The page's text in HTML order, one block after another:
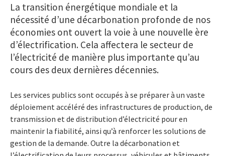
La transition énergétique mondiale et la
nécessité d’une décarbonation profonde de nos
économies ont ouvert la voie à une nouvelle ère
d’électrification. Cela affectera le secteur de
l’électricité de manière plus importante qu’au
cours des deux dernières décennies.
Les services publics sont occupés à se préparer à un vaste
déploiement accéléré des infrastructures de production, de
transmission et de distribution d’électricité pour en
maintenir la fiabilité, ainsi qu’à renforcer les solutions de
gestion de la demande. Outre la décarbonation et